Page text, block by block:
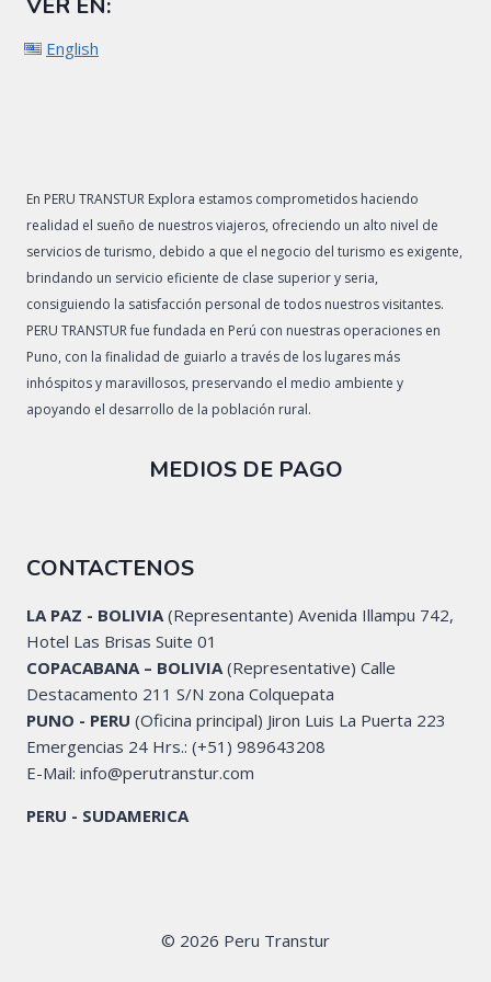
VER EN:
English
En PERU TRANSTUR Explora estamos comprometidos haciendo
realidad el sueño de nuestros viajeros, ofreciendo un alto nivel de
servicios de turismo, debido a que el negocio del turismo es exigente,
brindando un servicio eficiente de clase superior y seria,
consiguiendo la satisfacción personal de todos nuestros visitantes.
PERU TRANSTUR fue fundada en Perú con nuestras operaciones en
Puno, con la finalidad de guiarlo a través de los lugares más
inhóspitos y maravillosos, preservando el medio ambiente y
apoyando el desarrollo de la población rural.
MEDIOS DE PAGO
CONTACTENOS
LA PAZ - BOLIVIA(Representante) Avenida Illampu 742,
Hotel Las Brisas Suite 01
COPACABANA – BOLIVIA(Representative) Calle
Destacamento 211 S/N zona Colquepata
PUNO - PERU (Oficina principal) Jiron Luis La Puerta 223
Emergencias 24 Hrs.: (+51) 989643208
E-Mail: info@perutranstur.com
PERU - SUDAMERICA
© 2026 Peru Transtur